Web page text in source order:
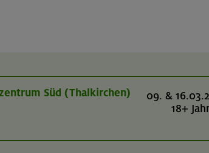
Süd (Thalkirchen)
09. &
18+